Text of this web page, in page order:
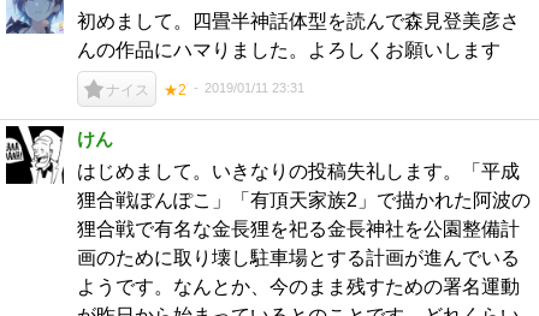
初めまして。四畳半神話体型を読んで森見登美彦さ
んの作品にハマりました。よろしくお願いします
ナイス ★2 2019/01/11 23:31
けん
はじめまして。いきなりの投稿失礼します。「平成
狸合戦ぽんぽこ」「有頂天家族2」で描かれた阿波の
狸合戦で有名な金長狸を祀る金長神社を公園整備計
画のために取り壊し駐車場とする計画が進んでいる
ようです。なんとか、今のまま残すための署名運動